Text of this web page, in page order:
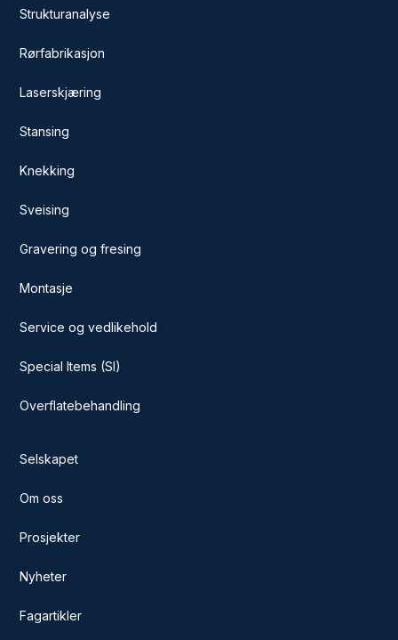
Strukturanalyse
Rørfabrikasjon
Laserskjæring
Stansing
Knekking
Sveising
Gravering og fresing
Montasje
Service og vedlikehold
Special Items (SI)
Overflatebehandling
Selskapet
Om oss
Prosjekter
Nyheter
Fagartikler